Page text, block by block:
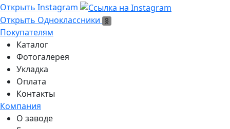
Ссылка на Instagram
Открыть Instagram
Открыть Одноклассники
Открыть Одноклассники
Покупателям
Каталог
Фотогалерея
Укладка
Оплата
Контакты
Компания
О заводе